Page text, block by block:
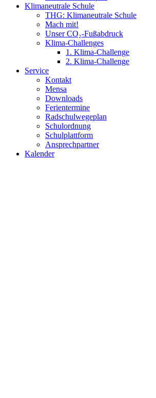
Klimaneutrale Schule
THG: Klimaneutrale Schule
Mach mit!
Unser CO₂-Fußabdruck
Klima-Challenges
1. Klima-Challenge
2. Klima-Challenge
Service
Kontakt
Mensa
Downloads
Ferientermine
Radschulwegeplan
Schulordnung
Schulplattform
Ansprechpartner
Kalender